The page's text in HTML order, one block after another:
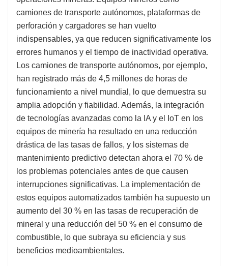
camiones de transporte autónomos, plataformas de
perforación y cargadores se han vuelto
indispensables, ya que reducen significativamente los
errores humanos y el tiempo de inactividad operativa.
Los camiones de transporte autónomos, por ejemplo,
han registrado más de 4,5 millones de horas de
funcionamiento a nivel mundial, lo que demuestra su
amplia adopción y fiabilidad. Además, la integración
de tecnologías avanzadas como la IA y el IoT en los
equipos de minería ha resultado en una reducción
drástica de las tasas de fallos, y los sistemas de
mantenimiento predictivo detectan ahora el 70 % de
los problemas potenciales antes de que causen
interrupciones significativas. La implementación de
estos equipos automatizados también ha supuesto un
aumento del 30 % en las tasas de recuperación de
mineral y una reducción del 50 % en el consumo de
combustible, lo que subraya su eficiencia y sus
beneficios medioambientales.